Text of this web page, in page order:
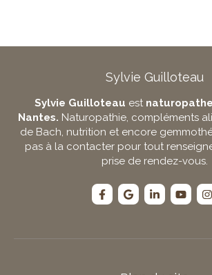
Sylvie Guilloteau
Sylvie Guilloteau est
Nantes. Naturopathie, compléments
de Bach, nutrition et encore
pas à la contacter pour tout
prise de rendez-vous.